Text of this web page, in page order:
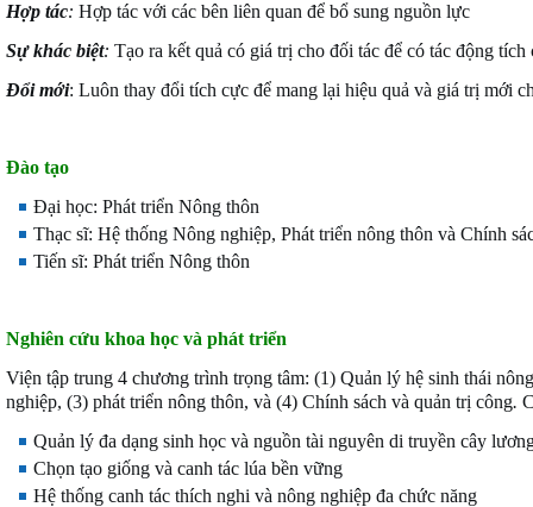
Hợp tác: Hợp tác với các bên liên quan để bổ sung nguồn lực
Sự khác biệt: Tạo ra kết quả có giá trị cho đối tác để có tác động tích
Đổi mới: Luôn thay đổi tích cực để mang lại hiệu quả và giá trị mới
Đào tạo
Đại học: Phát triển Nông thôn
Thạc sĩ: Hệ thống Nông nghiệp, Phát triển nông thôn và Chính
Tiến sĩ: Phát triển Nông thôn
Nghiên cứu khoa học và phát triển
Viện tập trung 4 chương trình trọng tâm: (1) Quản lý hệ sinh thái
nghiệp, (3) phát triển nông thôn, và (4) Chính sách và quản trị công.
Quản lý đa dạng sinh học và nguồn tài nguyên di truyền cây
Chọn tạo giống và canh tác lúa bền vững
Hệ thống canh tác thích nghi và nông nghiệp đa chức năng